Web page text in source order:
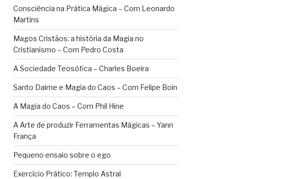
Consciência na Prática Mágica – Com Leonardo
Martins
Magos Cristãos: a história da Magia no
Cristianismo – Com Pedro Costa
A Sociedade Teosófica – Charles Boeira
Santo Daime e Magia do Caos – Com Felipe Boin
A Magia do Caos – Com Phil Hine
A Arte de produzir Ferramentas Mágicas – Yann
França
Pequeno ensaio sobre o ego
Exercício Prático: Templo Astral